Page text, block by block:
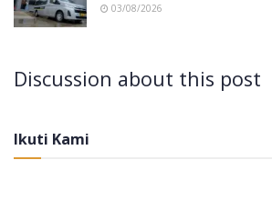
03/08/2026
Discussion about this post
Ikuti Kami